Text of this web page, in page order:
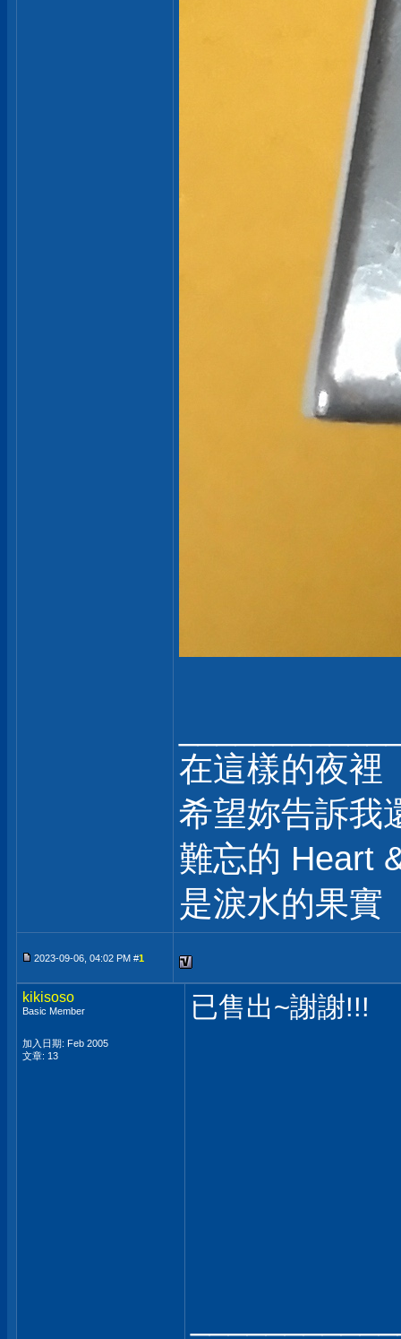
在這樣的夜
希望妳告訴我
難忘的 Heart
是淚水的果實
2023-09-06, 04:02 PM #1
kikisoso
Basic Member
加入日期: Feb 2005
文章: 13
已售出~謝謝!!!